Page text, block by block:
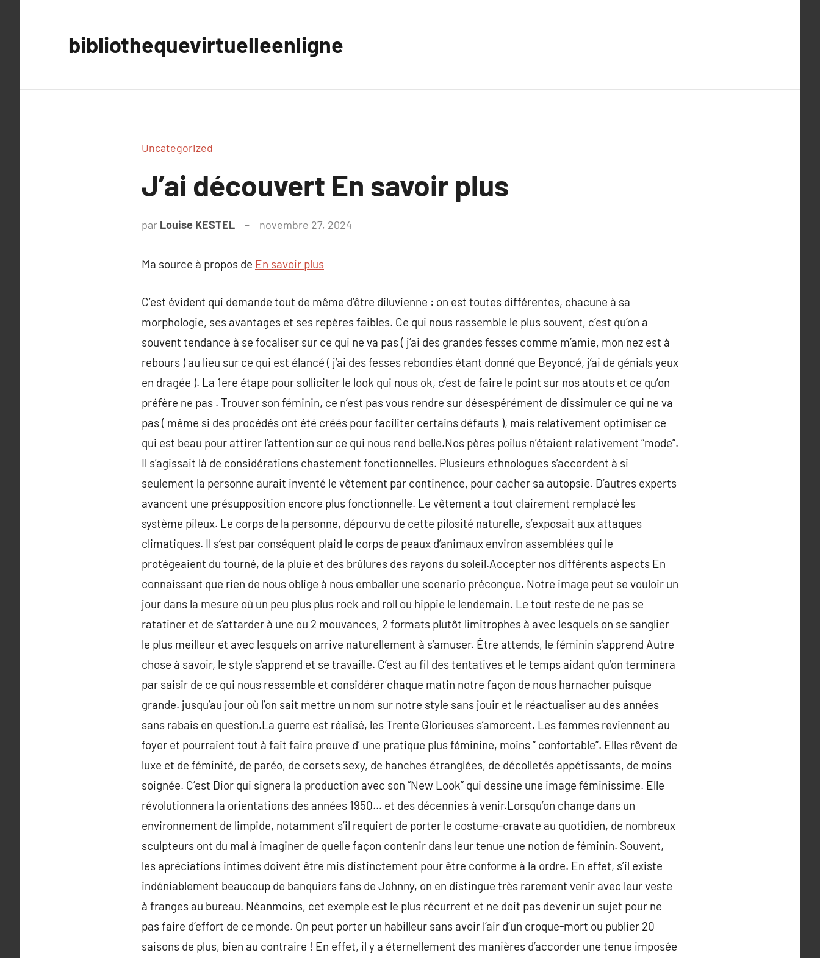
bibliothequevirtuelleenligne
Uncategorized
J’ai découvert En savoir plus
par Louise KESTEL novembre 27, 2024
Ma source à propos de En savoir plus
C’est évident qui demande tout de même d’être diluvienne : on est toutes différentes, chacune à sa
morphologie, ses avantages et ses repères faibles. Ce qui nous rassemble le plus souvent, c’est qu’on a
souvent tendance à se focaliser sur ce qui ne va pas ( j’ai des grandes fesses comme m’amie, mon nez est à
rebours ) au lieu sur ce qui est élancé ( j’ai des fesses rebondies étant donné que Beyoncé, j’ai de génials yeux
en dragée ). La 1ere étape pour solliciter le look qui nous ok, c’est de faire le point sur nos atouts et ce qu’on
préfère ne pas . Trouver son féminin, ce n’est pas vous rendre sur désespérément de dissimuler ce qui ne va
pas ( même si des procédés ont été créés pour faciliter certains défauts ), mais relativement optimiser ce
qui est beau pour attirer l’attention sur ce qui nous rend belle.Nos pères poilus n’étaient relativement “mode”.
Il s’agissait là de considérations chastement fonctionnelles. Plusieurs ethnologues s’accordent à si
seulement la personne aurait inventé le vêtement par continence, pour cacher sa autopsie. D’autres experts
avancent une présupposition encore plus fonctionnelle. Le vêtement a tout clairement remplacé les
système pileux. Le corps de la personne, dépourvu de cette pilosité naturelle, s’exposait aux attaques
climatiques. Il s’est par conséquent plaid le corps de peaux d’animaux environ assemblées qui le
protégeaient du tourné, de la pluie et des brûlures des rayons du soleil.Accepter nos différents aspects En
connaissant que rien de nous oblige à nous emballer une scenario préconçue. Notre image peut se vouloir un
jour dans la mesure où un peu plus plus rock and roll ou hippie le lendemain. Le tout reste de ne pas se
ratatiner et de s’attarder à une ou 2 mouvances, 2 formats plutôt limitrophes à avec lesquels on se sanglier
le plus meilleur et avec lesquels on arrive naturellement à s’amuser. Être attends, le féminin s’apprend Autre
chose à savoir, le style s’apprend et se travaille. C’est au fil des tentatives et le temps aidant qu’on terminera
par saisir de ce qui nous ressemble et considérer chaque matin notre façon de nous harnacher puisque
grande. jusqu’au jour où l’on sait mettre un nom sur notre style sans jouir et le réactualiser au des années
sans rabais en question.La guerre est réalisé, les Trente Glorieuses s’amorcent. Les femmes reviennent au
foyer et pourraient tout à fait faire preuve d’ une pratique plus féminine, moins ” confortable”. Elles rêvent de
luxe et de féminité, de paréo, de corsets sexy, de hanches étranglées, de décolletés appétissants, de moins
soignée. C’est Dior qui signera la production avec son “New Look” qui dessine une image féminissime. Elle
révolutionnera la orientations des années 1950… et des décennies à venir.Lorsqu’on change dans un
environnement de limpide, notamment s’il requiert de porter le costume-cravate au quotidien, de nombreux
sculpteurs ont du mal à imaginer de quelle façon contenir dans leur tenue une notion de féminin. Souvent,
les apréciations intimes doivent être mis distinctement pour être conforme à la ordre. En effet, s’il existe
indéniablement beaucoup de banquiers fans de Johnny, on en distingue très rarement venir avec leur veste
à franges au bureau. Néanmoins, cet exemple est le plus récurrent et ne doit pas devenir un sujet pour ne
pas faire d’effort de ce monde. On peut porter un habilleur sans avoir l’air d’un croque-mort ou publier 20
saisons de plus, bien au contraire ! En effet, il y a éternellement des manières d’accorder une tenue imposée